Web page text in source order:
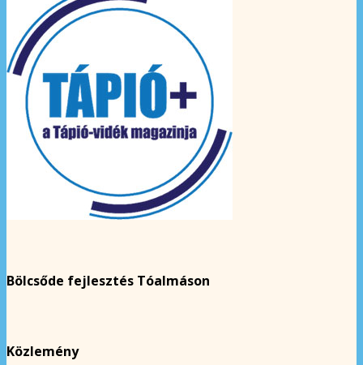
Bölcsőde fejlesztés Tóalmáson
Közlemény